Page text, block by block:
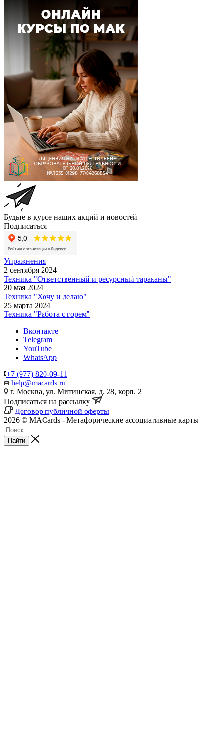
Будьте в курсе наших акций и новостей
Подписаться
Упражнения
2 сентября 2024
Техника "Ответственный и ресурсный тараканы"
20 мая 2024
Техника "Хочу и делаю"
25 марта 2024
Техника "Работа с горем"
Вконтакте
Telegram
YouTube
WhatsApp
+7 (977) 820-09-11
help@macards.ru
г. Москва, ул. Митинская, д. 28, корп. 2
Подписаться на рассылку
Договор публичной оферты
2026 © MACards - Метафорические ассоциативные карты
Найти